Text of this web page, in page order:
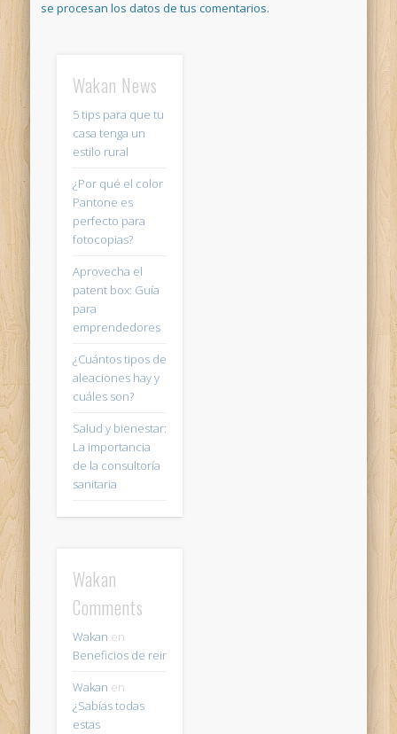
se procesan los datos de tus comentarios.
Wakan News
5 tips para que tu
casa tenga un
estilo rural
¿Por qué el color
Pantone es
perfecto para
fotocopias?
Aprovecha el
patent box: Guía
para
emprendedores
¿Cuántos tipos de
aleaciones hay y
cuáles son?
Salud y bienestar:
La importancia
de la consultoría
sanitaria
Wakan
Comments
Wakan en
Beneficios de reir
Wakan en
¿Sabías todas
estas